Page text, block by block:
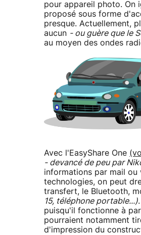
pour appareil photo. On
proposé sous forme
presque. Actuellement,
aucun - ou guère que le
au moyen des ondes
Avec l'EasyShare One
- devancé de peu par
informations par mail ou
technologies, on peut
transfert, le Bluetooth,
15, téléphone portable...)
puisqu'il fonctionne à
pourraient notamment
d'impression du